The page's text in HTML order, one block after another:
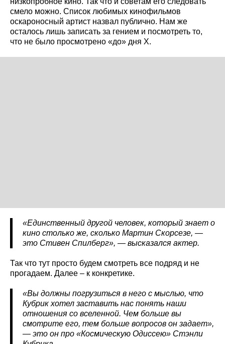
смело можно. Список любимых кинофильмов
оскароносный артист назвал публично. Нам же
осталось лишь записать за гением и посмотреть то,
что не было просмотрено «до» дня Х.
«Единственный другой человек, который знает о
кино столько же, сколько Мартин Скорсезе, —
это Стивен Спилберг», — высказался актер.
Так что тут просто будем смотреть все подряд и не
прогадаем. Далее – к конкретике.
«Вы должны погрузиться в него с мыслью, что
Кубрик хотел заставить нас понять наши
отношения со вселенной. Чем больше вы
смотрите его, тем больше вопросов он задает»,
— это он про «Космическую Одиссею» Стэнли